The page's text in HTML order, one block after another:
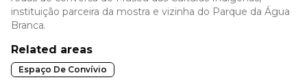
instituição parceira da mostra e vizinha do Parque da Água
Branca.
Related areas
Espaço De Convívio